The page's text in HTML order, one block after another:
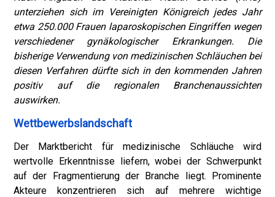
unterziehen sich im Vereinigten Königreich jedes Jahr
etwa 250.000 Frauen laparoskopischen Eingriffen wegen
verschiedener gynäkologischer Erkrankungen. Die
bisherige Verwendung von medizinischen Schläuchen bei
diesen Verfahren dürfte sich in den kommenden Jahren
positiv auf die regionalen Branchenaussichten
auswirken.
Wettbewerbslandschaft
Der Marktbericht für medizinische Schläuche wird
wertvolle Erkenntnisse liefern, wobei der Schwerpunkt
auf der Fragmentierung der Branche liegt. Prominente
Akteure konzentrieren sich auf mehrere wichtige